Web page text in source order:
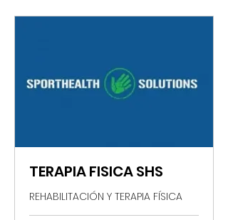
TERAPIA FISICA SHS
REHABILITACIÓN Y TERAPIA FÍSICA